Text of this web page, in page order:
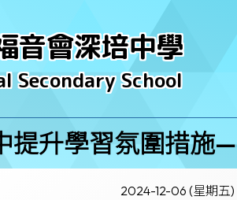
音會深培中學
Secondary School
提升學習氛圍措施
2024-12-06 (星期五)